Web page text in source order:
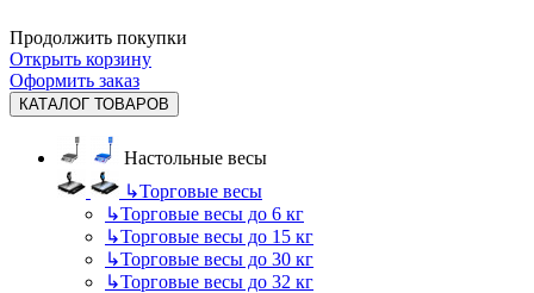
Продолжить покупки
Открыть корзину
Оформить заказ
КАТАЛОГ ТОВАРОВ
Настольные весы
↳Торговые весы
↳Торговые весы до 6 кг
↳Торговые весы до 15 кг
↳Торговые весы до 30 кг
↳Торговые весы до 32 кг